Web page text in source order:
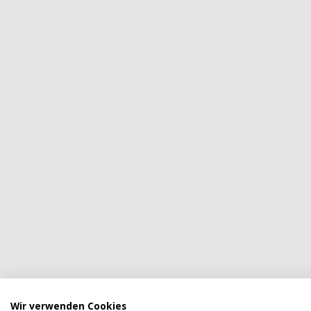
Wir verwenden Cookies